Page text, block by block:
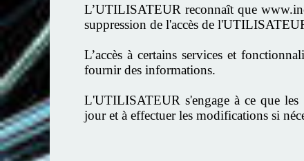
L’UTILISATEUR reconnaît que
suppression de l'accès de
L’accès à certains services et
fournir des informations.
L'UTILISATEUR s'engage à ce que les
jour et à effectuer les modifications si